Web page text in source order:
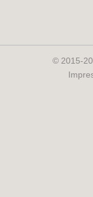
© 2015-